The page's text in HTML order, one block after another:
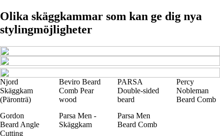
Olika skäggkammar som kan ge dig nya
stylingmöjligheter
Njord
Skäggkam
(Päronträ)
Beviro Beard
Comb Pear
wood
PARSA
Double-sided
beard
Percy
Nobleman
Beard Comb
Gordon
Beard Angle
Cutting
Parsa Men -
Skäggkam
Parsa Men
Beard Comb